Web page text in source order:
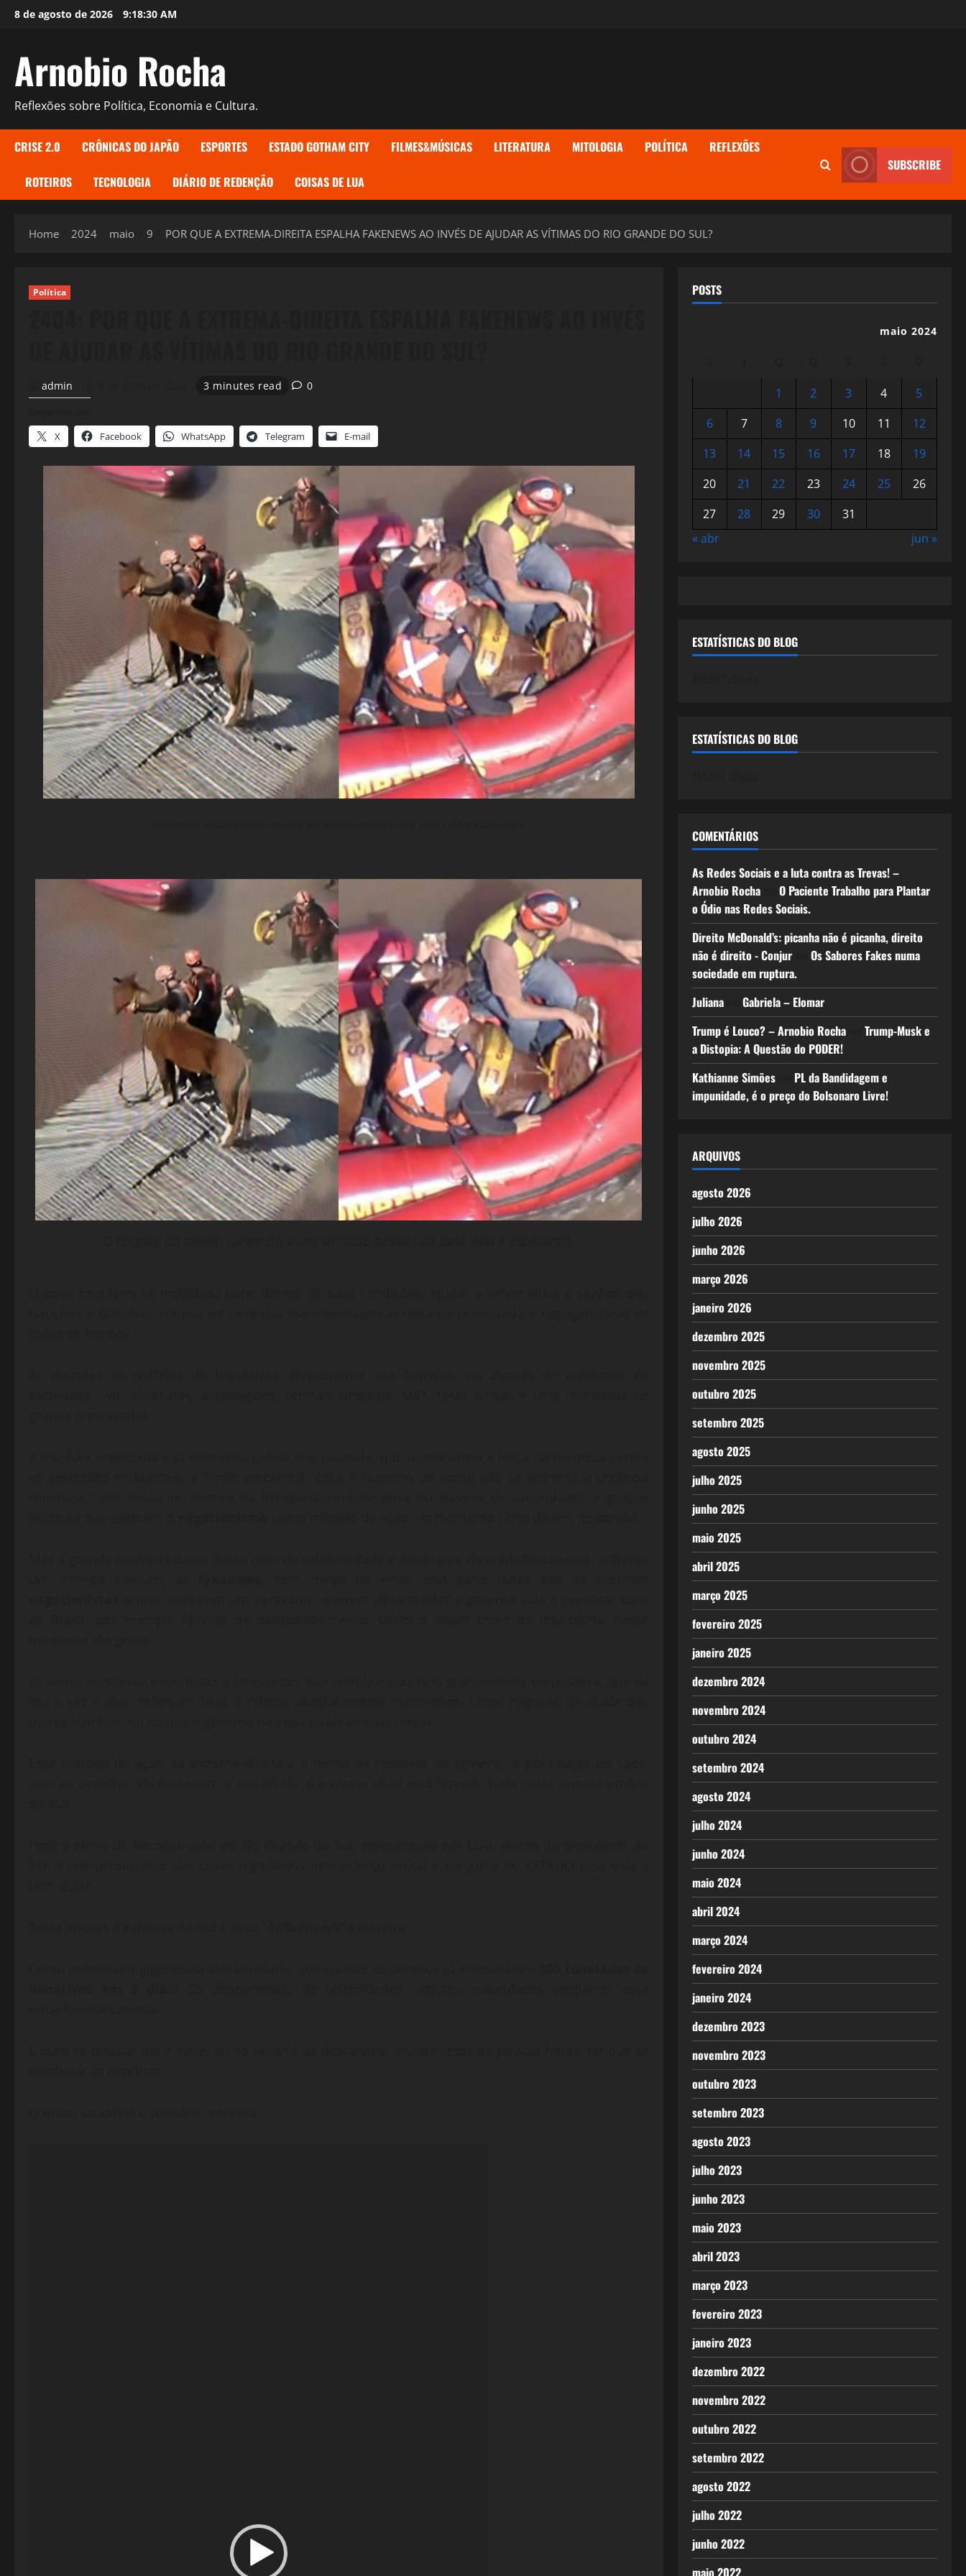
Skip8 de agosto de 2026 9:18:32 AM
Arnobio Rocha
Reflexões sobre Política, Economia e Cultura.
CRISE 2.0 CRÔNICAS DO JAPÃO ESPORTES ESTADO GOTHAM CITY FILMES&MÚSICAS LITERATURA MITOLOGIA POLÍTICA REFLEXÕES
ROTEIROS TECNOLOGIA DIÁRIO DE REDENÇÃO COISAS DE LUA
SUBSCRIBE
Home 2024 maio 9 POR QUE A EXTREMA-DIREITA ESPALHA FAKENEWS AO INVÉS DE AJUDAR AS VÍTIMAS DO RIO GRANDE DO SUL?
Política
admin 3 minutes read 0
X Facebook WhatsApp Telegram E-mail
POSTS
maio 2024
1
2 3 4
5
6
7 8 9 10 11
12
13
14 15 16 17 18
19
20
21 22 23 24 25
26
27
28 29 30
31
« abr
jun »
ESTATÍSTICAS DO BLOG
ESTATÍSTICAS DO BLOG
COMENTÁRIOS
As Redes Sociais e a luta contra as Trevas! –
Arnobio Rochaem O Paciente Trabalho para Plantar
o Ódio nas Redes Sociais.
Direito McDonald’s: picanha não é picanha, direito
não é direito - Conjurem Os Sabores Fakes numa
sociedade em ruptura.
Julianaem Gabriela – Elomar
Trump é Louco? – Arnobio Rochaem Trump-Musk e
a Distopia: A Questão do PODER!
Kathianne Simõesem PL da Bandidagem e
impunidade, é o preço do Bolsonaro Livre!
ARQUIVOS
agosto 2026
julho 2026
junho 2026
março 2026
janeiro 2026
dezembro 2025
novembro 2025
outubro 2025
setembro 2025
agosto 2025
julho 2025
junho 2025
maio 2025
abril 2025
março 2025
fevereiro 2025
janeiro 2025
dezembro 2024
novembro 2024
outubro 2024
setembro 2024
agosto 2024
julho 2024
junho 2024
maio 2024
abril 2024
março 2024
fevereiro 2024
janeiro 2024
dezembro 2023
novembro 2023
outubro 2023
setembro 2023
agosto 2023
julho 2023
junho 2023
maio 2023
abril 2023
março 2023
fevereiro 2023
janeiro 2023
dezembro 2022
novembro 2022
outubro 2022
setembro 2022
agosto 2022
julho 2022
junho 2022
maio 2022